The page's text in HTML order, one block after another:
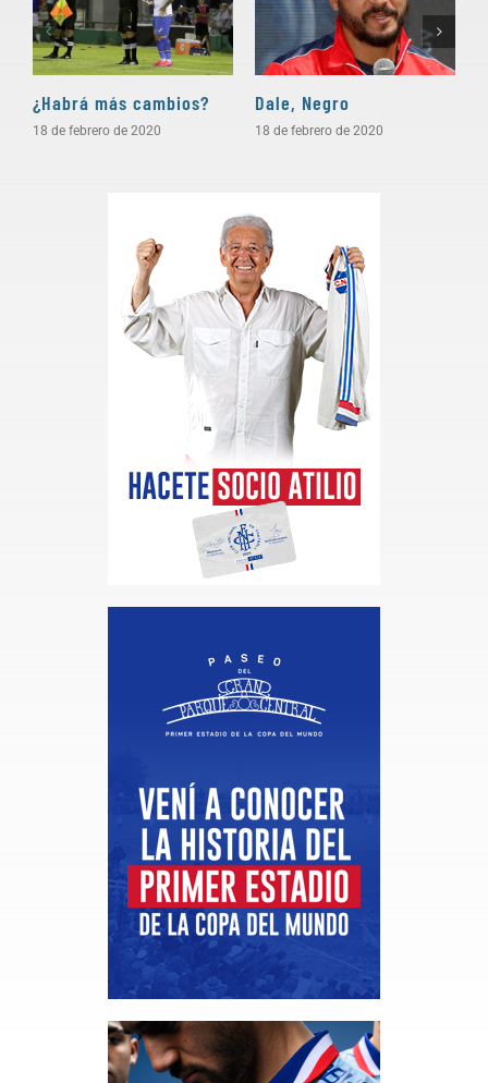
¿Habrá más cambios?
18 de febrero de 2020
Dale, Negro
18 de febrero de 2020